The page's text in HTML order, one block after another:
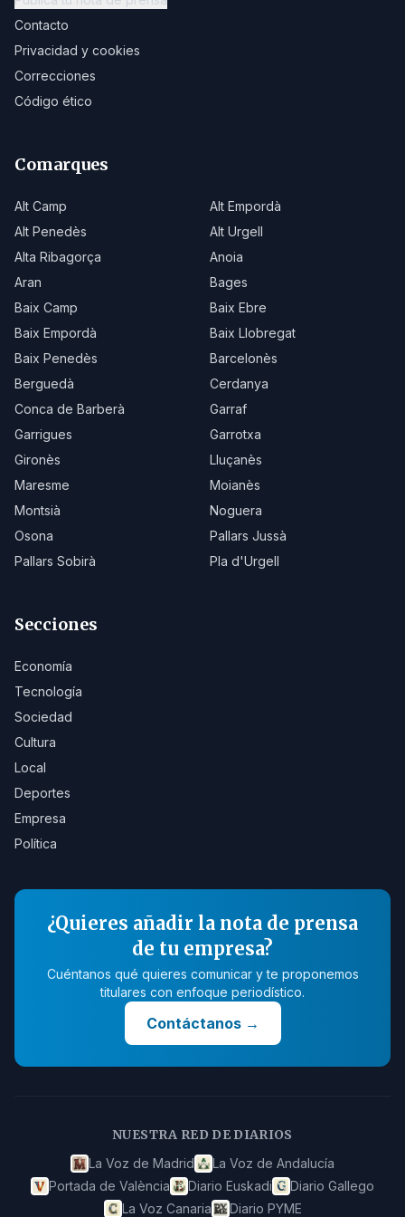
Contacto
Privacidad y cookies
Correcciones
Código ético
Comarques
Alt Camp
Alt Empordà
Alt Penedès
Alt Urgell
Alta Ribagorça
Anoia
Aran
Bages
Baix Camp
Baix Ebre
Baix Empordà
Baix Llobregat
Baix Penedès
Barcelonès
Berguedà
Cerdanya
Conca de Barberà
Garraf
Garrigues
Garrotxa
Gironès
Lluçanès
Maresme
Moianès
Montsià
Noguera
Osona
Pallars Jussà
Pallars Sobirà
Pla d'Urgell
Secciones
Economía
Tecnología
Sociedad
Cultura
Local
Deportes
Empresa
Política
¿Quieres añadir la nota de prensa
de tu empresa?
Cuéntanos qué quieres comunicar y te proponemos
titulares con enfoque periodístico.
Contáctanos→
NUESTRA RED DE DIARIOS
La Voz de Madrid
La Voz de Andalucía
Portada de València
Diario Euskadi
Diario Gallego
La Voz Canaria
Diario PYME